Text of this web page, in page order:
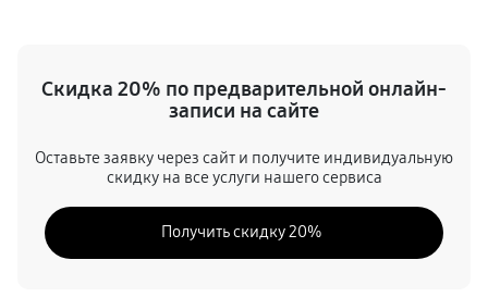
Скидка 20% по предварительной онлайн-
записи на сайте
Оставьте заявку через сайт и получите индивидуальную
скидку на все услуги нашего сервиса
Получить скидку 20%